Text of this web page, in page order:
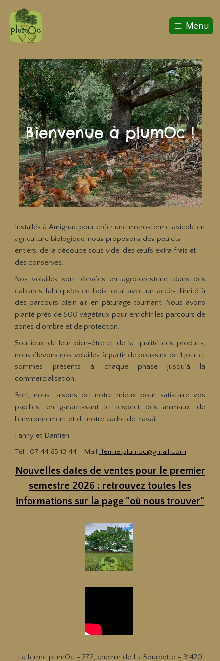
Menu
Bienvenue à plumOc !
Installés à Aurignac pour créer une micro-ferme avicole en
agriculture biologique, nous proposons des poulets
entiers, de la découpe sous vide, des œufs extra frais et
des conserves.
Nos volailles sont élevées en agroforesterie, dans des
cabanes fabriquées en bois local avec un accès illimité à
des parcours plein air en pâturage tournant. Nous avons
planté près de 500 végétaux pour enrichir les parcours de
zones d’ombre et de protection.
Soucieux de leur bien-être et de la qualité des produits,
nous élevons nos volailles à partir de poussins de 1 jour et
sommes présents à chaque phase jusqu’à la
commercialisation.
Bref, nous faisons de notre mieux pour satisfaire vos
papilles, en garantissant le respect des animaux, de
l’environnement et de notre cadre de travail.
Fanny et Damien
Tél : 07 44 85 13 44 - Mail: ferme.plumoc@gmail.com
Nouvelles dates de ventes pour le premier
semestre 2026 : retrouvez toutes les
informations sur la page "où nous trouver"
La ferme plumOc – 272, chemin de La Bourdette – 31420